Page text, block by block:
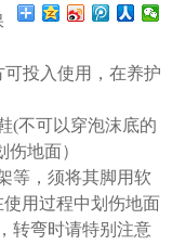
投入使用，在养护
不可以穿泡沫底的
地面）
，须将其脚用软
用过程中划伤地面
弯时请特别注意